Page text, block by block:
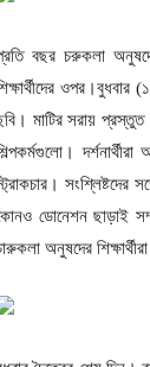
বছর চরুকলা
মাটির সরায়
সংশ্লিষ্টদের
ডোনেশন ছাড়াই
অনুষদের